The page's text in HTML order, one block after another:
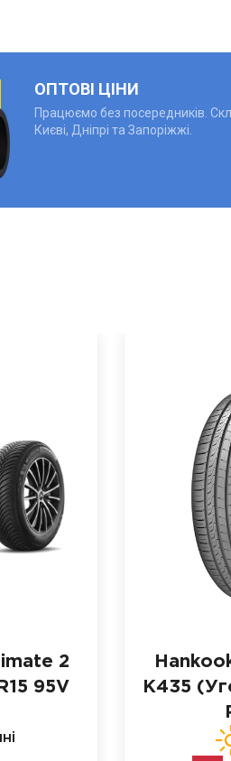
ОПТОВІ ЦІНИ
Працюємо без посередників.
Києві, Дніпрі та Запоріжжі.
2
95V
K435